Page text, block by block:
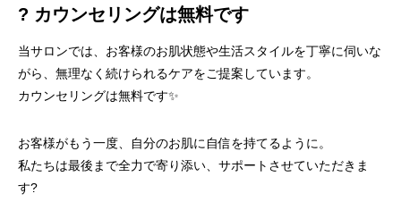
? カウンセリングは無料です
当サロンでは、お客様のお肌状態や生活スタイルを丁寧に伺いな
がら、無理なく続けられるケアをご提案しています。
カウンセリングは無料です✨
お客様がもう一度、自分のお肌に自信を持てるように。
私たちは最後まで全力で寄り添い、サポートさせていただきま
す?